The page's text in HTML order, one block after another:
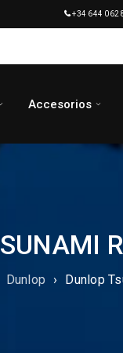
+34 644 062
Accesorios
Dunlop › Dunlop